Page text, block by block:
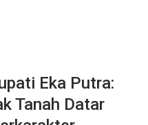
Eka Putra:
Tanah Datar